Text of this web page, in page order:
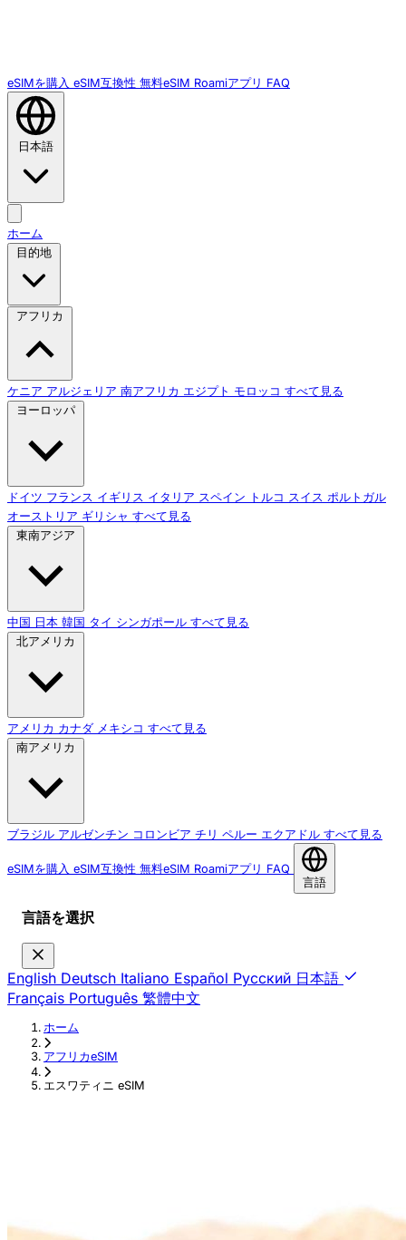
eSIMを購入 eSIM互換性 無料eSIM Roamiアプリ FAQ
日本語
ホーム
目的地
アフリカ
ケニア アルジェリア 南アフリカ エジプト モロッコ すべて見る
ヨーロッパ
ドイツ フランス イギリス イタリア スペイン トルコ スイス ポルトガル
オーストリア ギリシャ すべて見る
東南アジア
中国 日本 韓国 タイ シンガポール すべて見る
北アメリカ
アメリカ カナダ メキシコ すべて見る
南アメリカ
ブラジル アルゼンチン コロンビア チリ ペルー エクアドル すべて見る
eSIMを購入 eSIM互換性 無料eSIM Roamiアプリ FAQ
言語
言語を選択
English Deutsch Italiano Español Русский 日本語
Français Português 繁體中文
ホーム
›
アフリカeSIM
›
エスワティニ eSIM